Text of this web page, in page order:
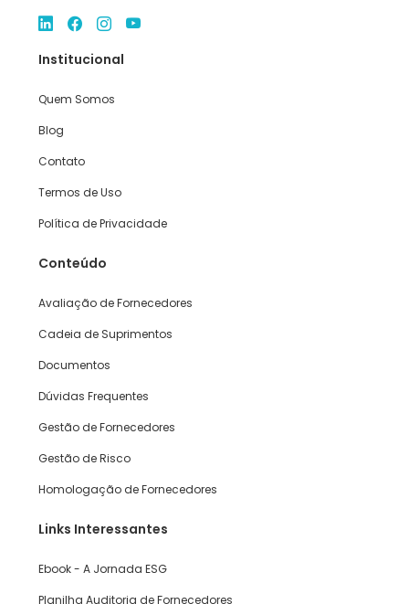
Institucional
Quem Somos
Blog
Contato
Termos de Uso
Política de Privacidade
Conteúdo
Avaliação de Fornecedores
Cadeia de Suprimentos
Documentos
Dúvidas Frequentes
Gestão de Fornecedores
Gestão de Risco
Homologação de Fornecedores
Links Interessantes
Ebook - A Jornada ESG
Planilha Auditoria de Fornecedores